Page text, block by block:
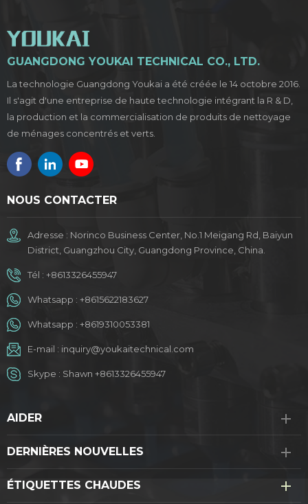
GUANGDONG YOUKAI TECHNICAL CO., LTD.
La technologie Guangdong Youkai a été créée le 14 octobre 2016.
Il s'agit d'une entreprise de haute technologie intégrant la R & D,
la production et la commercialisation de produits de nettoyage
de ménages concentrés et verts.
NOUS CONTACTER
Adresse : Norinco Business Center, No.1 Meigang Rd, Baiyun
District, Guangzhou City, Guangdong Province, China.
Tél : +8613326455947
Whatsapp : +8615622183627
Whatsapp : +8619310053381
E-mail : inquiry@youkaitechnical.com
Skype : Shawn +8613326455947
AIDER
DERNIÈRES NOUVELLES
ÉTIQUETTES CHAUDES